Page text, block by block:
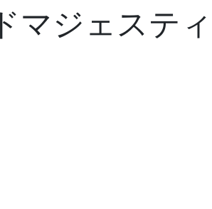
マジェスティ